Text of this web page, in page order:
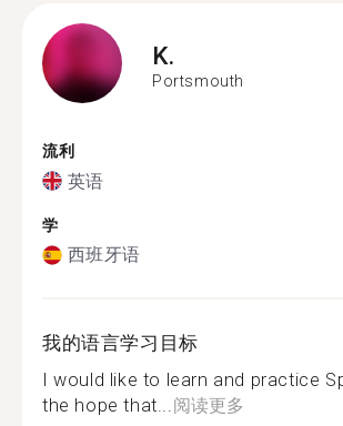
K.
Portsmouth
流利
英语
学
西班牙语
我的语言学习目标
I would like to learn and practice
the hope that...阅读更多